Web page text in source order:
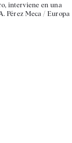
interviene en una
Pérez Meca / Europa